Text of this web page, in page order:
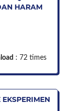
HARAM
: 72 times